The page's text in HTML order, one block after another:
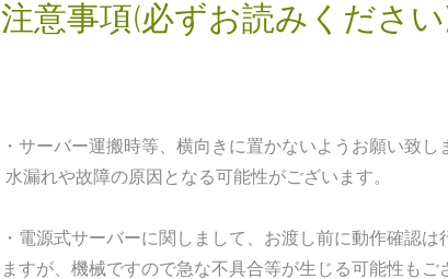
注意事項(必ずお読みください
・サーバー運搬時等、横向きに置かないようお願い致し
水漏れや故障の原因となる可能性がございます。
・電源式サーバーに関しまして、お渡し前に動作確認は
ますが、機械ですので急な不具合等が生じる可能性もご